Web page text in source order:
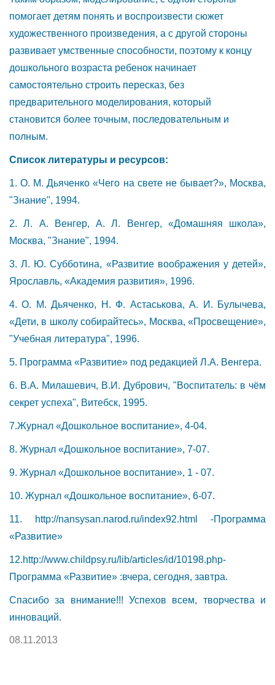
помогает детям понять и воспроизвести сюжет
художественного произведения, а с другой стороны
развивает умственные способности, поэтому к концу
дошкольного возраста ребенок начинает
самостоятельно строить пересказ, без
предварительного моделирования, который
становится более точным, последовательным и
полным.
Список литературы и ресурсов:
1. О. М. Дьяченко «Чего на свете не бывает?», Москва,
"Знание", 1994.
2. Л. А. Венгер, А. Л. Венгер, «Домашняя школа»,
Москва, "Знание", 1994.
3. Л. Ю. Субботина, «Развитие воображения у детей»,
Ярославль, «Академия развития», 1996.
4. О. М. Дьяченко, Н. Ф. Астаськова, А. И. Булычева,
«Дети, в школу собирайтесь», Москва, «Просвещение»,
"Учебная литература", 1996.
5. Программа «Развитие» под редакцией Л.А. Венгера.
6. В.А. Милашевич, В.И. Дубрович, "Воспитатель: в чём
секрет успеха", Витебск, 1995.
7.Журнал «Дошкольное воспитание», 4-04.
8. Журнал «Дошкольное воспитание», 7-07.
9. Журнал «Дошкольное воспитание», 1 - 07.
10. Журнал «Дошкольное воспитание», 6-07.
11. http://nansysan.narod.ru/index92.html
-Программа
«Развитие»
12.http://www.childpsy.ru/lib/articles/id/10198.php-
Программа «Развитие» :вчера, сегодня, завтра.
Спасибо за внимание!!! Успехов всем, творчества и
инноваций.
08.11.2013